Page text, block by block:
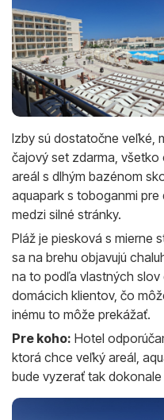
Izby sú dostatočne veľké,
čajový set zdarma,
areál s dlhým bazénom
aquapark s toboganmi
medzi silné stránky.
Pláž je piesková s mierne
sa na brehu objavujú
na to podľa vlastných slov
domácich klientov, čo
inému to môže prekážať.
Pre koho: Hotel
ktorá chce veľký areál,
bude vyzerať tak